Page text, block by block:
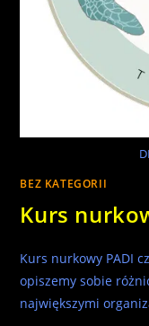
BEZ KATEGORII
Kurs
Kurs nurkowy PADI
opiszemy sobie
największymi